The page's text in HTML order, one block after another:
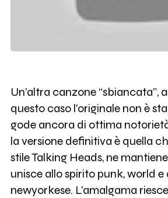
Un'altra canzone “sbiancata”,
questo caso l'originale non è
gode ancora di ottima
la versione definitiva è quella
stile Talking Heads, ne
unisce allo spirito punk, world
newyorkese. L'amalgama